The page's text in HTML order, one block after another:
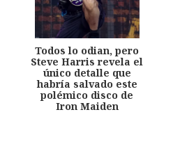
Todos lo odian, pero
Steve Harris revela el
único detalle que
habría salvado este
polémico disco de
Iron Maiden